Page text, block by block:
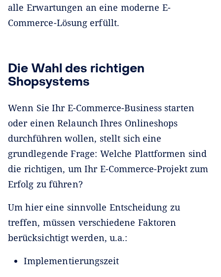
alle Erwartungen an eine moderne E-
Commerce-Lösung erfüllt.
Die Wahl des richtigen
Shopsystems
Wenn Sie Ihr E-Commerce-Business starten
oder einen Relaunch Ihres Onlineshops
durchführen wollen, stellt sich eine
grundlegende Frage: Welche Plattformen sind
die richtigen, um Ihr E-Commerce-Projekt zum
Erfolg zu führen?
Um hier eine sinnvolle Entscheidung zu
treffen, müssen verschiedene Faktoren
berücksichtigt werden, u.a.:
Implementierungszeit